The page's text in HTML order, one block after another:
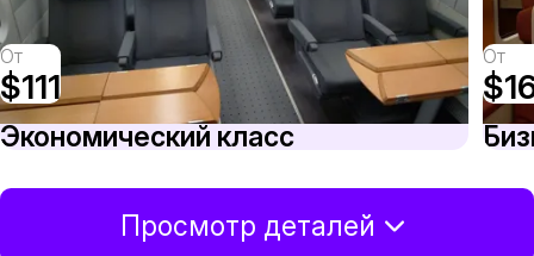
От
$111
Экономический класс
От
Просмотр деталей